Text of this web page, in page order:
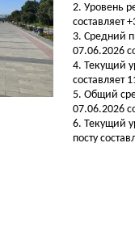
2. Уровень
составляет
3. Средний
07.06.2026
4. Текущий
составляет
5. Общий
07.06.2026
6. Текущий
посту